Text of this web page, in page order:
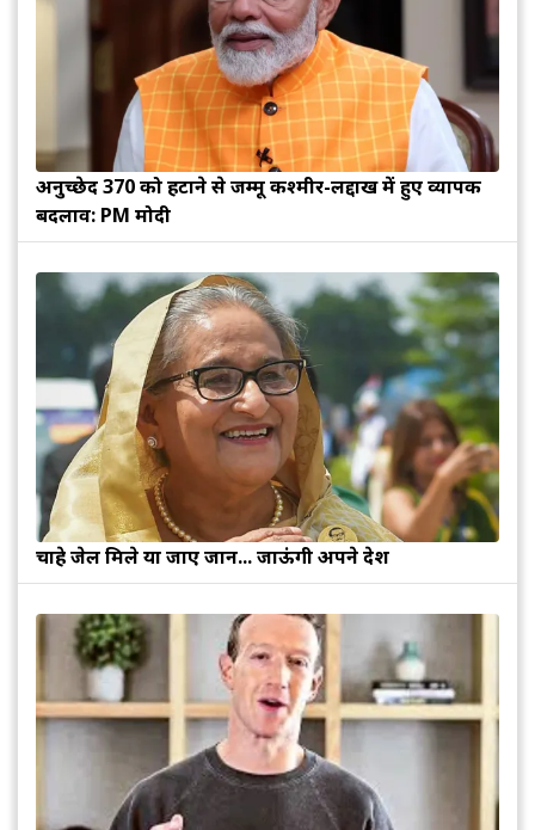
अनुच्छेद 370 को हटाने से जम्मू कश्मीर-लद्दाख में हुए व्यापक
बदलाव: PM मोदी
चाहे जेल मिले या जाए जान... जाऊंगी अपने देश